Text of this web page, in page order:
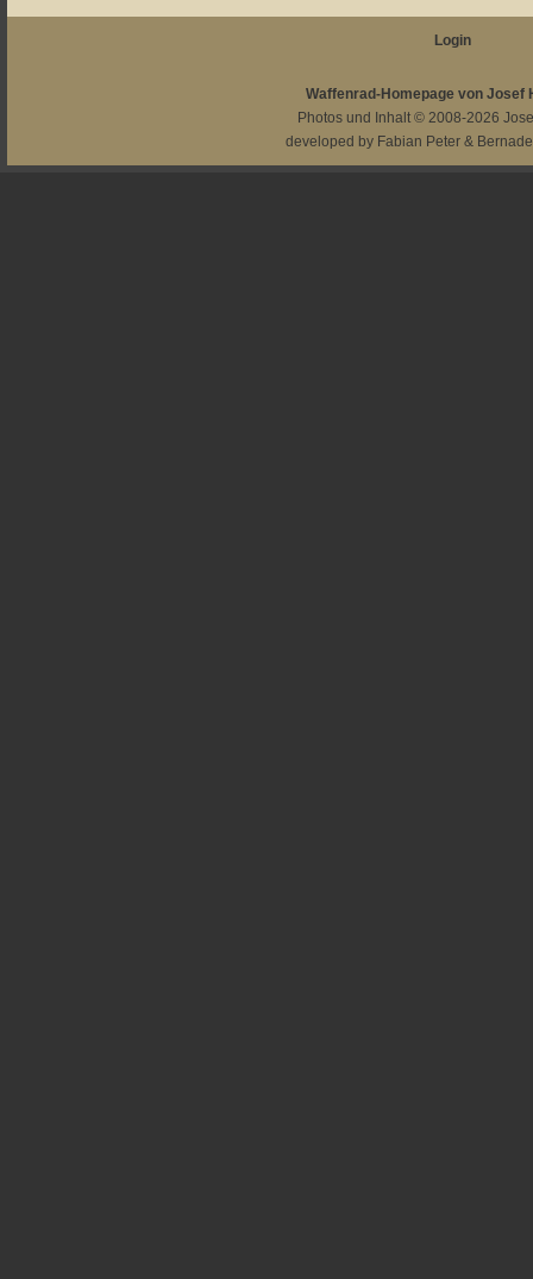
Login
Waffenrad-Homepage von Josef
Photos und Inhalt © 2008-2026
developed by Fabian Peter &